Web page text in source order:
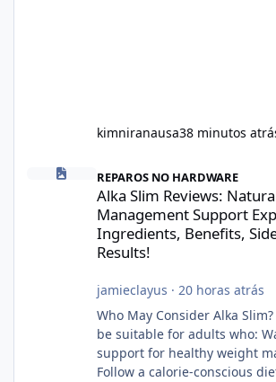
kimniranausa38 minutos
Alka Slim Reviews: Natural Weight
REPAROS NO HARDWARE
Alka Slim Reviews:
Management Support
Ingredients, Benefits,
Results!
jamieclayus · 20 horas atrás
Who May Consider Alka
be suitable for adults who:
support for healthy weight
Follow a calorie-conscious diet